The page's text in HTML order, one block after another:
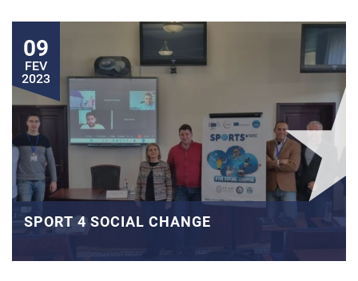
09
FEV
2023
SPORT 4 SOCIAL CHANGE